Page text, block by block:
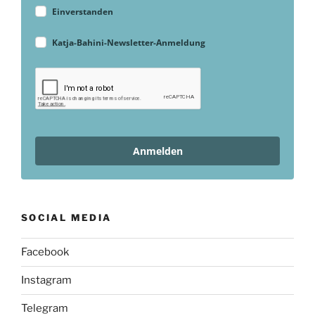
Einverstanden
Katja-Bahini-Newsletter-Anmeldung
Anmelden
SOCIAL MEDIA
Facebook
Instagram
Telegram